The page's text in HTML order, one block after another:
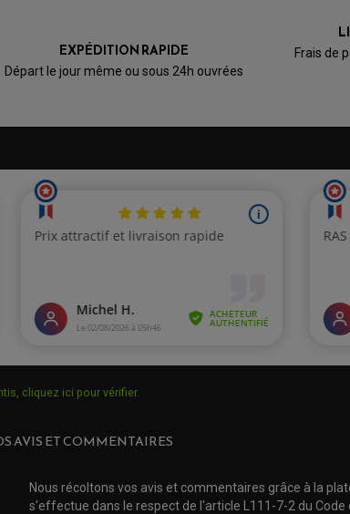
EXPÉDITION RAPIDE
Départ le jour même ou sous 24h ouvrées
Frais de
cliquez ici pour vérifier.
AVIS ET COMMENTAIRES
Nous récoltons vos avis et commentaires grâce à la
s'effectue dans le respect de l'article L111-7-2 du